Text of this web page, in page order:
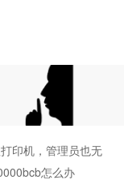
印机，管理员也无
怎么办